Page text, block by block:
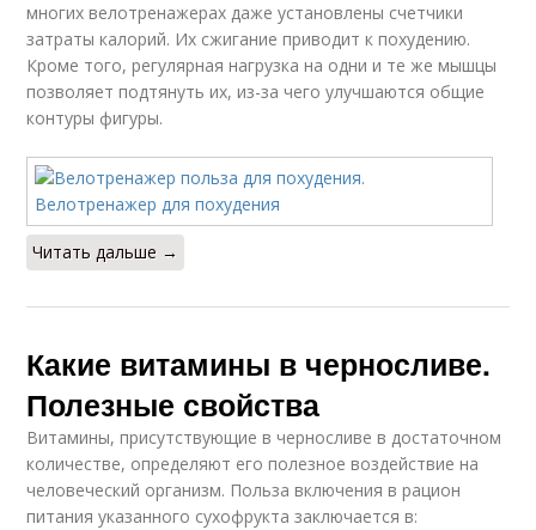
многих велотренажерах даже установлены счетчики
затраты калорий. Их сжигание приводит к похудению.
Кроме того, регулярная нагрузка на одни и те же мышцы
позволяет подтянуть их, из-за чего улучшаются общие
контуры фигуры.
Читать дальше →
Какие витамины в черносливе.
Полезные свойства
Витамины, присутствующие в черносливе в достаточном
количестве, определяют его полезное воздействие на
человеческий организм. Польза включения в рацион
питания указанного сухофрукта заключается в: